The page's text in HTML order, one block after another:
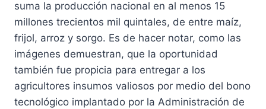
suma la producción nacional en al menos 15
millones trecientos mil quintales, de entre maíz,
frijol, arroz y sorgo. Es de hacer notar, como las
imágenes demuestran, que la oportunidad
también fue propicia para entregar a los
agricultores insumos valiosos por medio del bono
tecnológico implantado por la Administración de